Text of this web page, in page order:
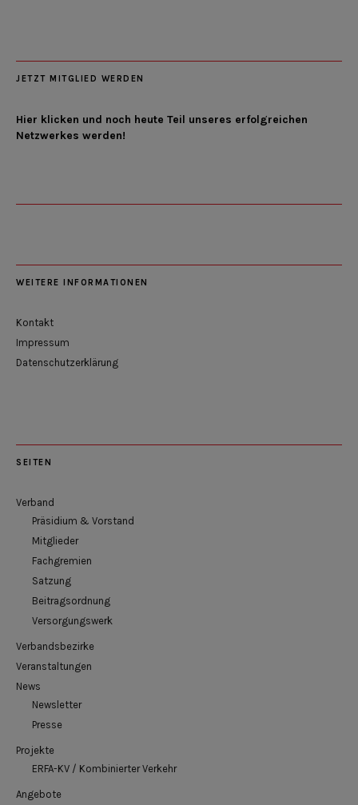
JETZT MITGLIED WERDEN
Hier klicken und noch heute Teil unseres erfolgreichen
Netzwerkes werden!
WEITERE INFORMATIONEN
Kontakt
Impressum
Datenschutzerklärung
SEITEN
Verband
Präsidium & Vorstand
Mitglieder
Fachgremien
Satzung
Beitragsordnung
Versorgungswerk
Verbandsbezirke
Veranstaltungen
News
Newsletter
Presse
Projekte
ERFA-KV / Kombinierter Verkehr
Angebote